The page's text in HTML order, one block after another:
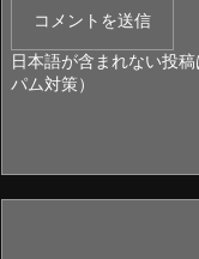
日本語が含まれない投
パム対策）